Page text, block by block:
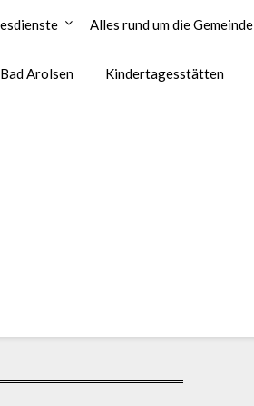
Bad ArolsenAlles rund um die Gemeinde
Arolsen Kindertagesstätten